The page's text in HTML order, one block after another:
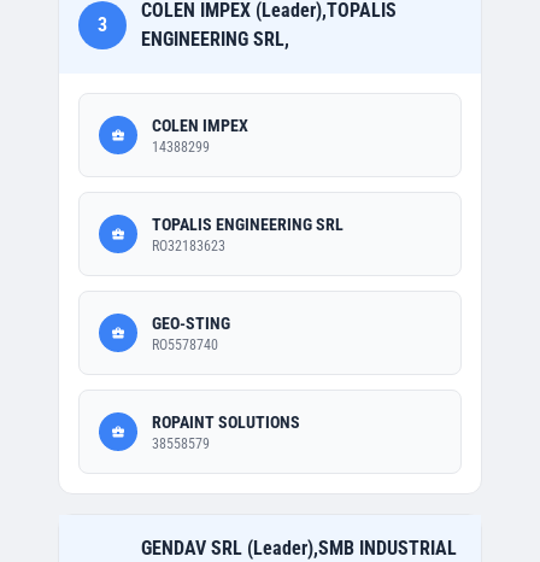
3
COLEN IMPEX (Leader),TOPALIS
ENGINEERING SRL,
COLEN IMPEX
14388299
TOPALIS ENGINEERING SRL
RO32183623
GEO-STING
RO5578740
ROPAINT SOLUTIONS
38558579
GENDAV SRL (Leader),SMB INDUSTRIAL